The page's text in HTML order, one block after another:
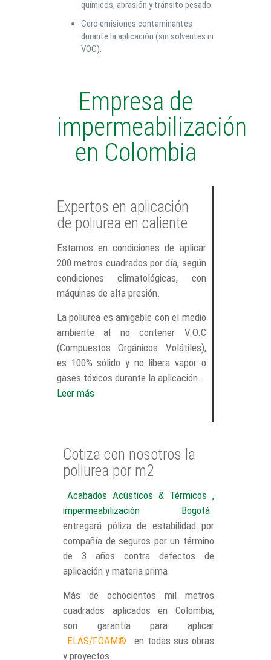
químicos, abrasión y tránsito pesado.
Cero emisiones contaminantes
durante la aplicación (sin solventes ni
VOC).
Empresa de
impermeabilización
en Colombia
Expertos en aplicación
de poliurea en caliente
Estamos en condiciones de aplicar
200 metros cuadrados por día, según
condiciones climatológicas, con
máquinas de alta presión.
La poliurea es amigable con el medio
ambiente al no contener V.O.C
(Compuestos Orgánicos Volátiles),
es 100% sólido y no libera vapor o
gases tóxicos durante la aplicación.
Leer más
Cotiza con nosotros la
poliurea por m2
Acabados Acústicos & Térmicos ,
impermeabilización Bogotá
entregará póliza de estabilidad por
compañía de seguros por un término
de 3 años contra defectos de
aplicación y materia prima.
Más de ochocientos mil metros
cuadrados aplicados en Colombia;
son garantía para aplicar
ELAS/FOAM®
en todas sus obras
y proyectos.